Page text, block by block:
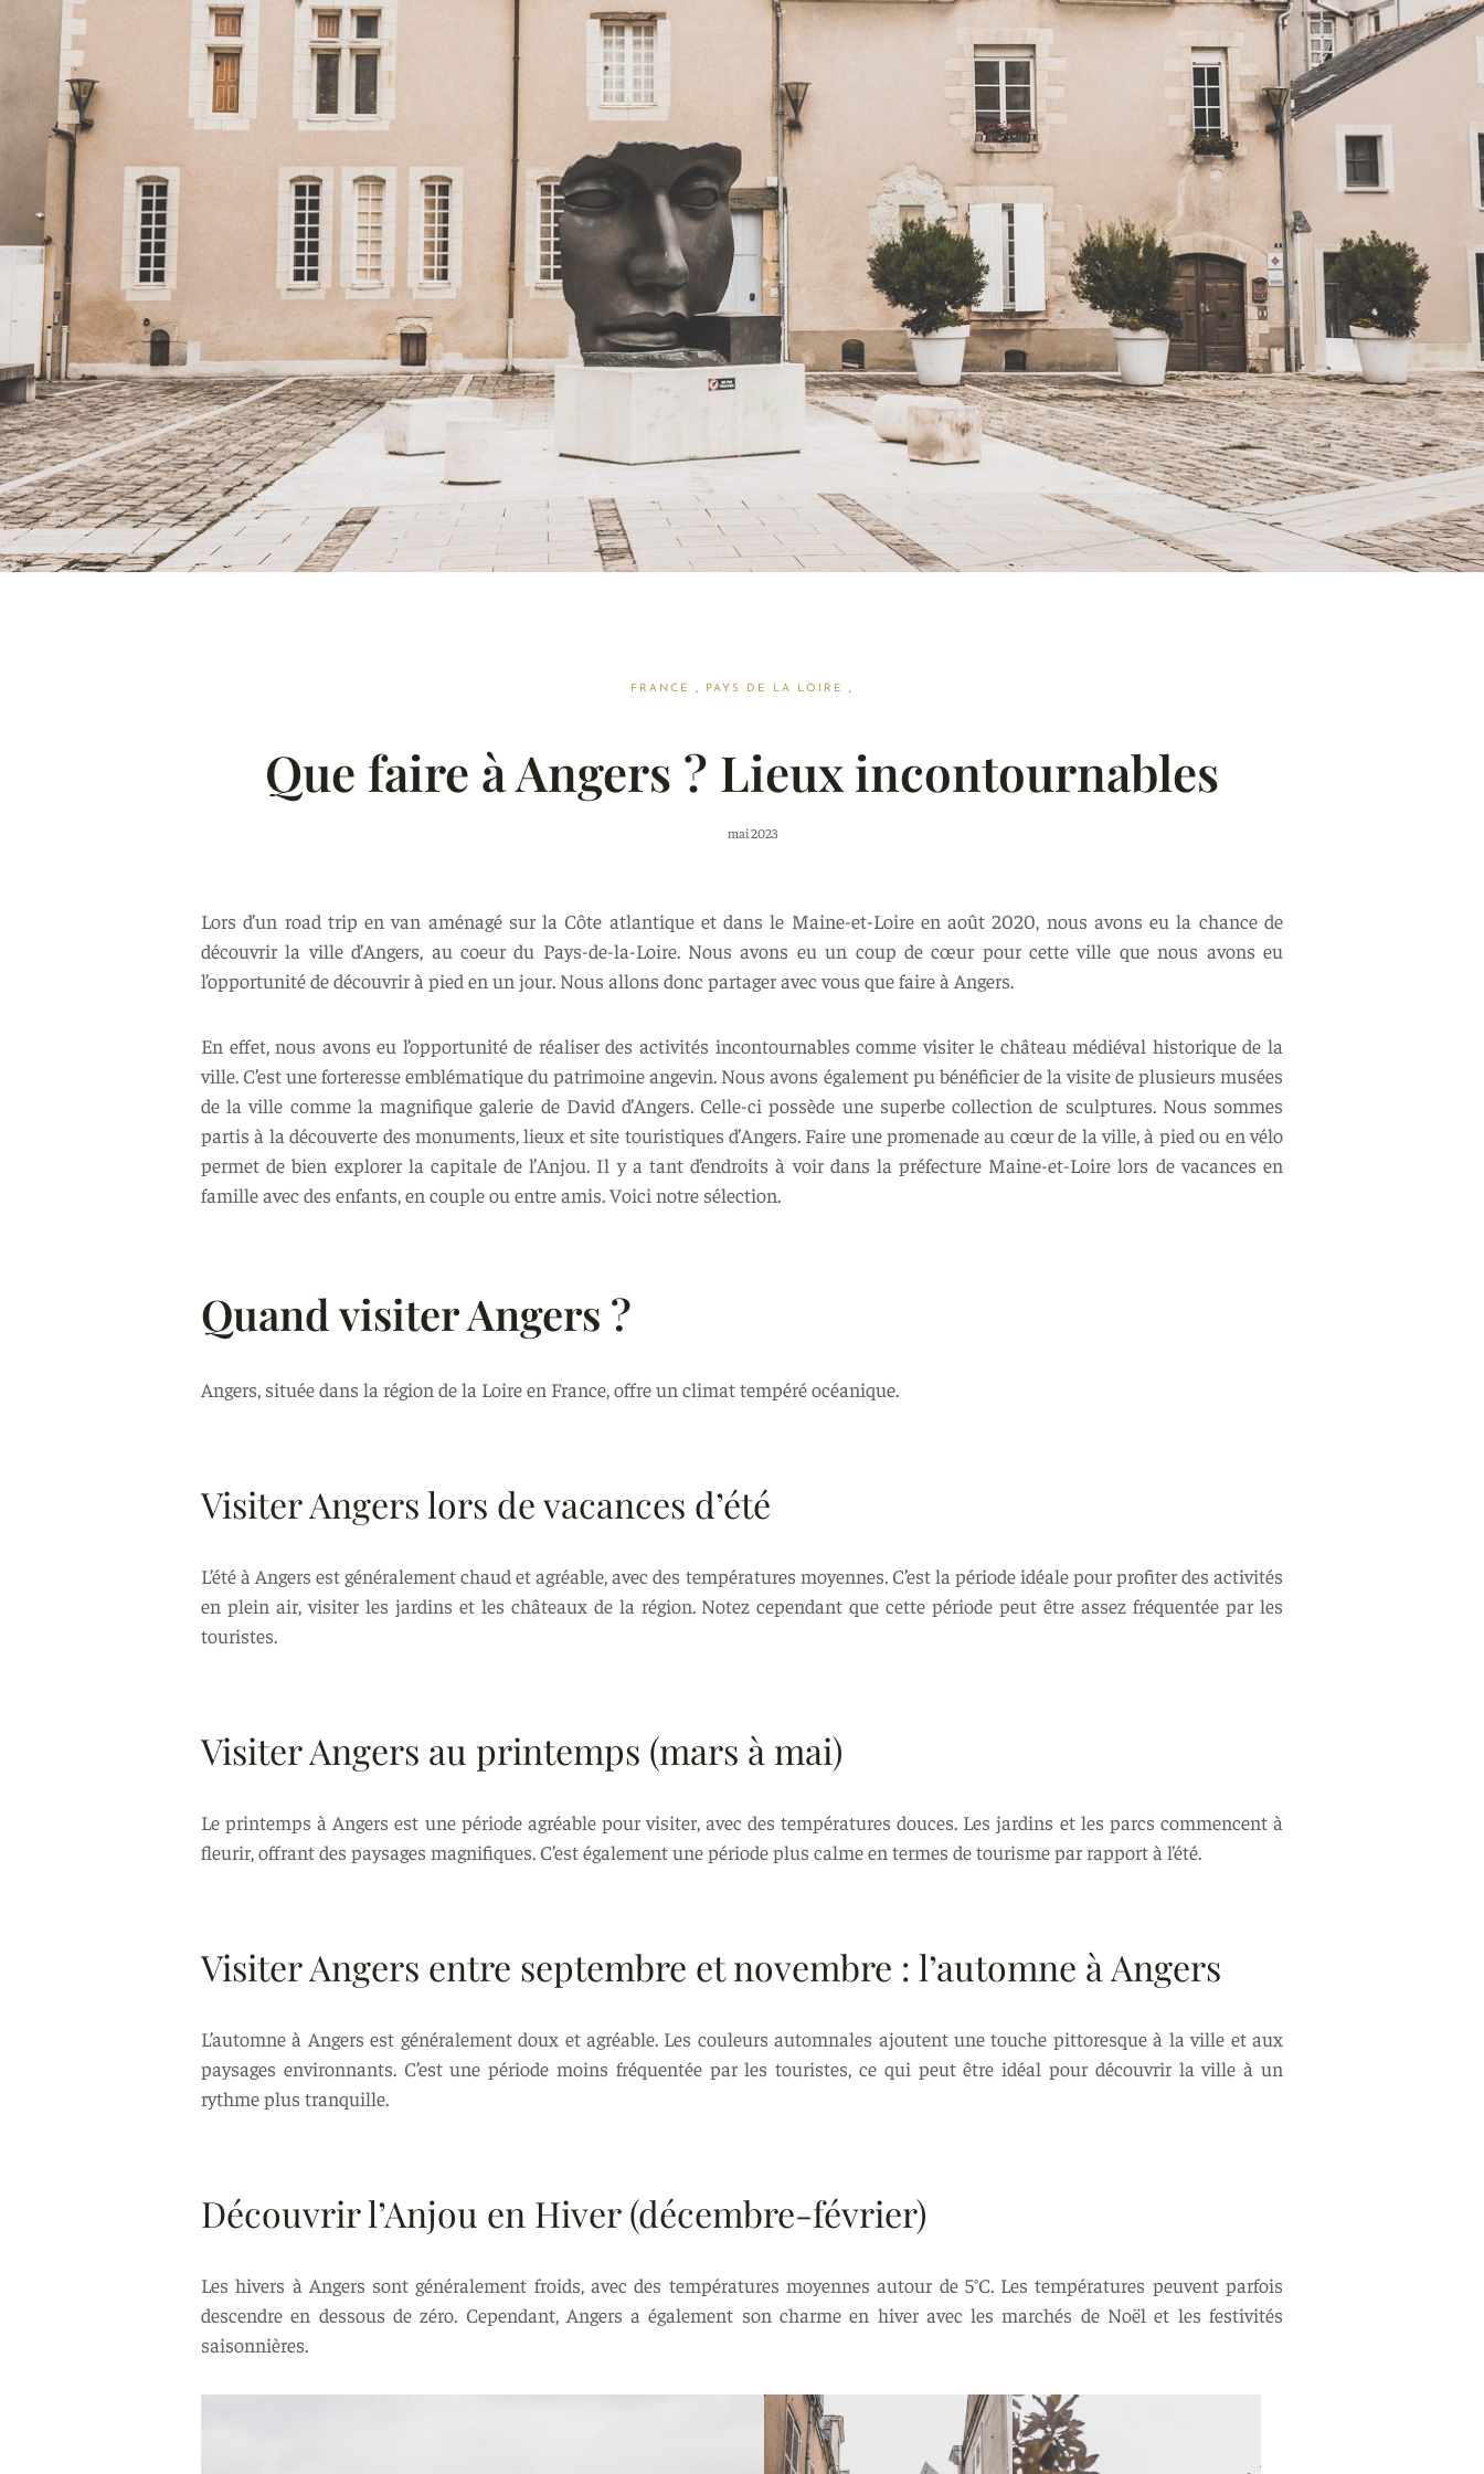
FRANCE , PAYS DE LA LOIRE ,
Que faire à Angers ? Lieux incontournables
mai 2023
Lors d’un road trip en van aménagé sur la Côte atlantique et dans le Maine-et-Loire en août 2020, nous avons eu la chance de
découvrir la ville d’Angers, au coeur du Pays-de-la-Loire. Nous avons eu un coup de cœur pour cette ville que nous avons eu
l’opportunité de découvrir à pied en un jour. Nous allons donc partager avec vous que faire à Angers.
En effet, nous avons eu l’opportunité de réaliser des activités incontournables comme visiter le château médiéval historique de la
ville. C’est une forteresse emblématique du patrimoine angevin. Nous avons également pu bénéficier de la visite de plusieurs musées
de la ville comme la magnifique galerie de David d’Angers. Celle-ci possède une superbe collection de sculptures. Nous sommes
partis à la découverte des monuments, lieux et site touristiques d’Angers. Faire une promenade au cœur de la ville, à pied ou en vélo
permet de bien explorer la capitale de l’Anjou. Il y a tant d’endroits à voir dans la préfecture Maine-et-Loire lors de vacances en
famille avec des enfants, en couple ou entre amis. Voici notre sélection.
Quand visiter Angers ?
Angers, située dans la région de la Loire en France, offre un climat tempéré océanique.
Visiter Angers lors de vacances d’été
L’été à Angers est généralement chaud et agréable, avec des températures moyennes. C’est la période idéale pour profiter des activités
en plein air, visiter les jardins et les châteaux de la région. Notez cependant que cette période peut être assez fréquentée par les
touristes.
Visiter Angers au printemps (mars à mai)
Le printemps à Angers est une période agréable pour visiter, avec des températures douces. Les jardins et les parcs commencent à
fleurir, offrant des paysages magnifiques. C’est également une période plus calme en termes de tourisme par rapport à l’été.
Visiter Angers entre septembre et novembre : l’automne à Angers
L’automne à Angers est généralement doux et agréable. Les couleurs automnales ajoutent une touche pittoresque à la ville et aux
paysages environnants. C’est une période moins fréquentée par les touristes, ce qui peut être idéal pour découvrir la ville à un
rythme plus tranquille.
Découvrir l’Anjou en Hiver (décembre-février)
Les hivers à Angers sont généralement froids, avec des températures moyennes autour de 5°C. Les températures peuvent parfois
descendre en dessous de zéro. Cependant, Angers a également son charme en hiver avec les marchés de Noël et les festivités
saisonnières.